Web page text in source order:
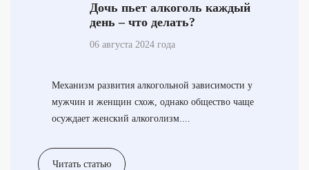
Дочь пьет алкоголь каждый
день – что делать?
06 августа 2024 года
Механизм развития алкогольной зависимости у
мужчин и женщин схож, однако общество чаще
осуждает женский алкоголизм....
Читать статью